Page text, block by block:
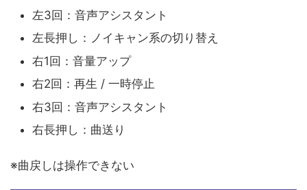
左3回：音声アシスタント
左長押し：ノイキャン系の切り替え
右1回：音量アップ
右2回：再生 / 一時停止
右3回：音声アシスタント
右長押し：曲送り
※曲戻しは操作できない